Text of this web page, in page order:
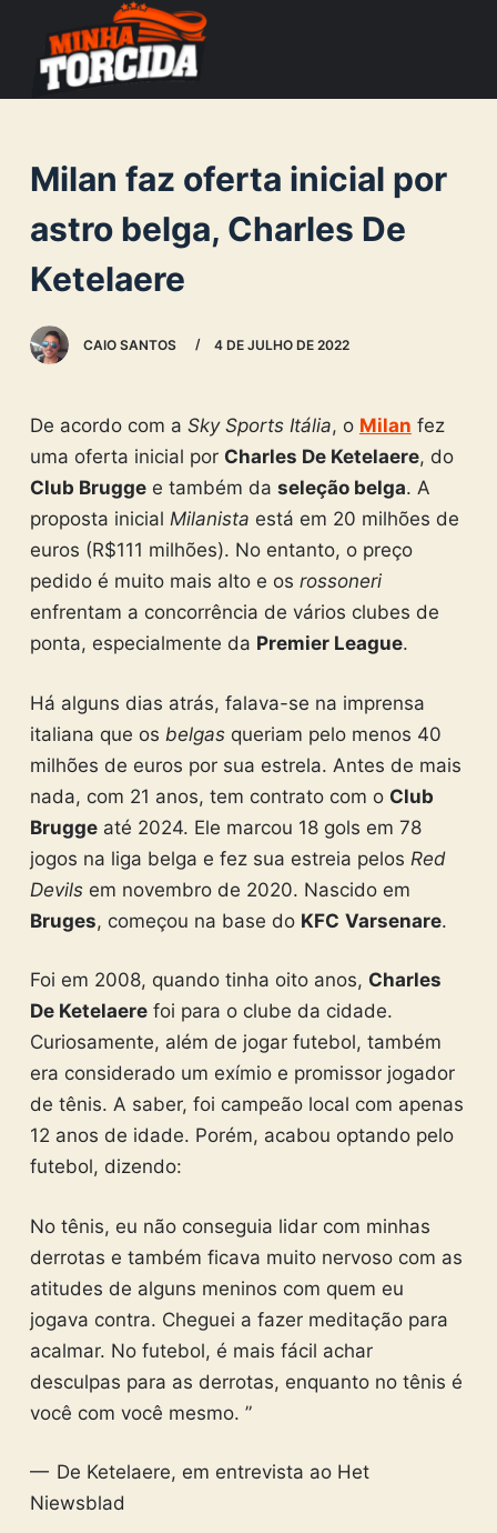
o
e
Milan faz oferta inicial por
astro belga, Charles De
Ketelaere
CAIO SANTOS 4 DE JULHO DE 2022
De acordo com a Sky Sports Itália, o Milan fez
uma oferta inicial por Charles De Ketelaere, do
Club Bruggee também da seleção belga. A
proposta inicial Milanista está em 20 milhões de
euros (R$111 milhões). No entanto, o preço
pedido é muito mais alto e os rossoneri
enfrentam a concorrência de vários clubes de
ponta, especialmente da Premier League.
Há alguns dias atrás, falava-se na imprensa
italiana que os belgasqueriam pelo menos 40
milhões de euros por sua estrela. Antes de mais
nada, com 21 anos, tem contrato com o Club
Bruggeaté 2024. Ele marcou 18 gols em 78
jogos na liga belga e fez sua estreia pelos Red
Devilsem novembro de 2020. Nascido em
Bruges, começou na base do KFC Varsenare.
Foi em 2008, quando tinha oito anos, Charles
De Ketelaerefoi para o clube da cidade.
Curiosamente, além de jogar futebol, também
era considerado um exímio e promissor jogador
de tênis. A saber, foi campeão local com apenas
12 anos de idade. Porém, acabou optando pelo
futebol, dizendo:
No tênis, eu não conseguia lidar com minhas
derrotas e também ficava muito nervoso com as
atitudes de alguns meninos com quem eu
jogava contra. Cheguei a fazer meditação para
acalmar. No futebol, é mais fácil achar
desculpas para as derrotas, enquanto no tênis é
você com você mesmo. ”
— De Ketelaere, em entrevista ao Het
Niewsblad